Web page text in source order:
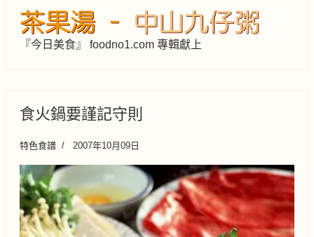
『今日美食』 foodno1.com 專輯獻上
食火鍋要謹記守則
特色食譜 2007年10月09日